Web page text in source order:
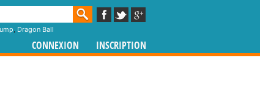
, Dragon Ball
CONNEXION INSCRIPTION